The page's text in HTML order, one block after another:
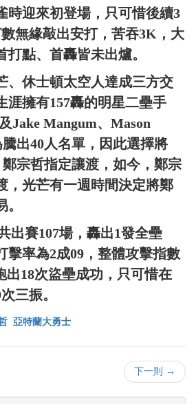
時迎來初登場，只可惜後續3
無緣敲出安打，苦吞3K，大
點、首轟皆未出爐。
、休士頓太空人達成三方交
涯擁有157轟的明星二壘手
Jake Mangum、Mason
出40人名單，因此選擇將
宗哲指定讓渡，如今，鄭宗
，光芒有一週時間決定將鄭
出賽107場，轟出1發全壘
擊率為2成09，整體攻擊指數
出18次盜壘成功，只可惜在
三振。
亞特蘭大勇士
下一則 →